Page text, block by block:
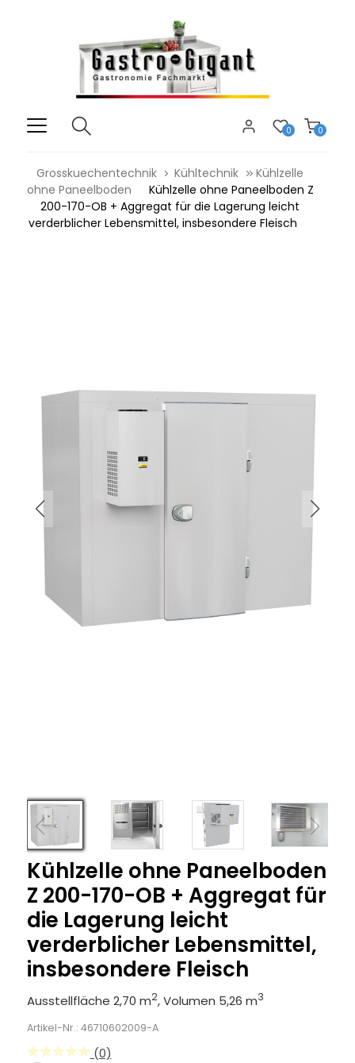
0
0
Grosskuechentechnik Kühltechnik
Kühlzelle
ohne Paneelboden
Kühlzelle ohne Paneelboden Z
200-170-OB + Aggregat für die Lagerung leicht
verderblicher Lebensmittel, insbesondere Fleisch
Kühlzelle ohne Paneelboden
Z 200-170-OB + Aggregat für
die Lagerung leicht
verderblicher Lebensmittel,
insbesondere Fleisch
Ausstellfläche 2,70 m2, Volumen 5,26 m3
Artikel-Nr.: 46710602009-A
(0)